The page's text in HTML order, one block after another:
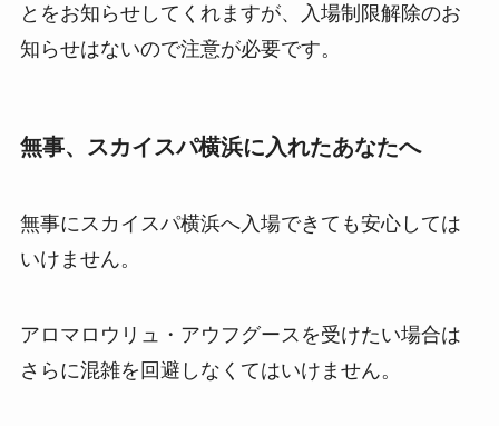
とをお知らせしてくれますが、入場制限解除のお
知らせはないので注意が必要です。
無事、スカイスパ横浜に入れたあなたへ
無事にスカイスパ横浜へ入場できても安心しては
いけません。
アロマロウリュ・アウフグースを受けたい場合は
さらに混雑を回避しなくてはいけません。